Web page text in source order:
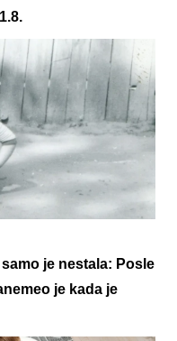
je nestala: Posle
je kada je